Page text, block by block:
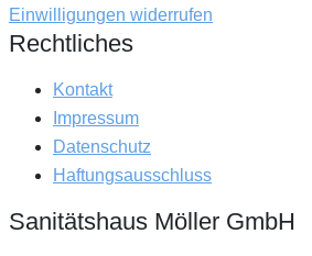
Einwilligungen widerrufen
Rechtliches
Kontakt
Impressum
Datenschutz
Haftungsausschluss
Sanitätshaus Möller GmbH